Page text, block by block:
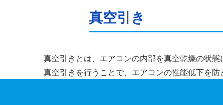
真空引き
真空引きとは、エアコンの内部を真空乾燥の状
真空引きを行うことで、エアコンの性能低下を防